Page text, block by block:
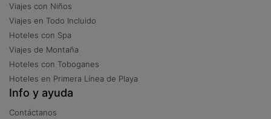
Viajes con Niños
Viajes en Todo Incluido
Hoteles con Spa
Viajes de Montaña
Hoteles con Toboganes
Hoteles en Primera Línea de Playa
Info y ayuda
Contáctanos